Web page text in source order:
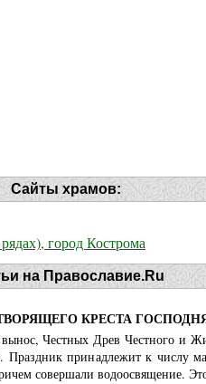
Сайты храмов:
город Кострома
на Православие.Ru
КРЕСТА
Честных Древ Честного и
принадлежит к числу
совершали водоосвящение.